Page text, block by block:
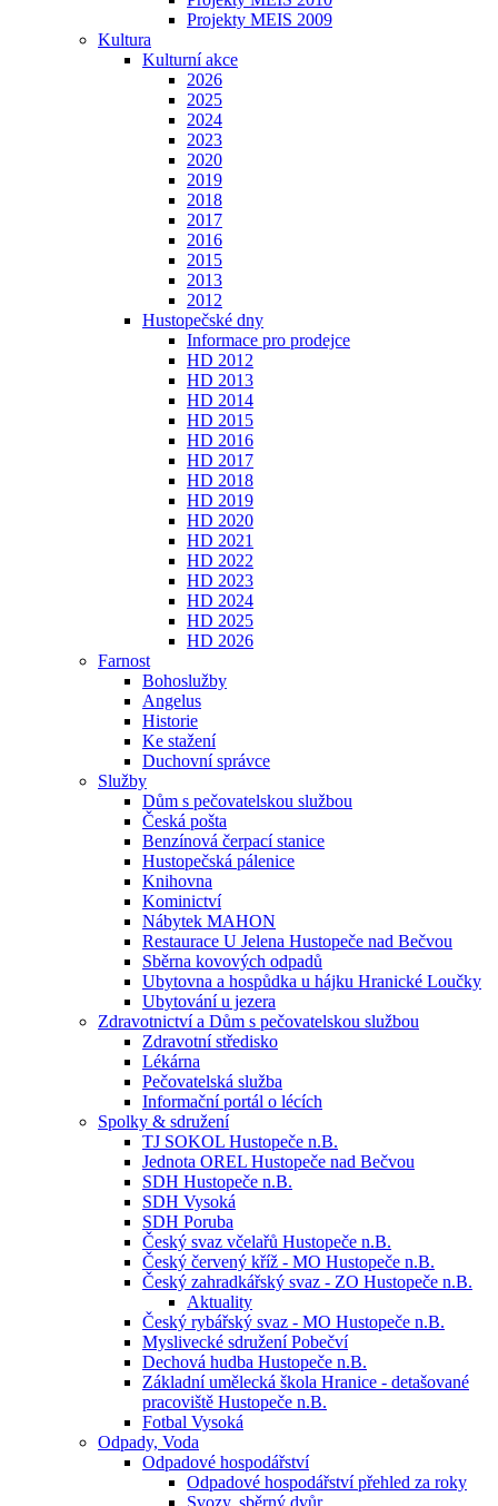
Projekty MEIS 2009
Kultura
Kulturní akce
2026
2025
2024
2023
2020
2019
2018
2017
2016
2015
2013
2012
Hustopečské dny
Informace pro prodejce
HD 2012
HD 2013
HD 2014
HD 2015
HD 2016
HD 2017
HD 2018
HD 2019
HD 2020
HD 2021
HD 2022
HD 2023
HD 2024
HD 2025
HD 2026
Farnost
Bohoslužby
Angelus
Historie
Ke stažení
Duchovní správce
Služby
Dům s pečovatelskou službou
Česká pošta
Benzínová čerpací stanice
Hustopečská pálenice
Knihovna
Kominictví
Nábytek MAHON
Restaurace U Jelena Hustopeče nad Bečvou
Sběrna kovových odpadů
Ubytovna a hospůdka u hájku Hranické Loučky
Ubytování u jezera
Zdravotnictví a Dům s pečovatelskou službou
Zdravotní středisko
Lékárna
Pečovatelská služba
Informační portál o lécích
Spolky & sdružení
TJ SOKOL Hustopeče n.B.
Jednota OREL Hustopeče nad Bečvou
SDH Hustopeče n.B.
SDH Vysoká
SDH Poruba
Český svaz včelařů Hustopeče n.B.
Český červený kříž - MO Hustopeče n.B.
Český zahradkářský svaz - ZO Hustopeče n.B.
Aktuality
Český rybářský svaz - MO Hustopeče n.B.
Myslivecké sdružení Pobečví
Dechová hudba Hustopeče n.B.
Základní umělecká škola Hranice - detašované
pracoviště Hustopeče n.B.
Fotbal Vysoká
Odpady, Voda
Odpadové hospodářství
Odpadové hospodářství přehled za roky
Svozy, sběrný dvůr